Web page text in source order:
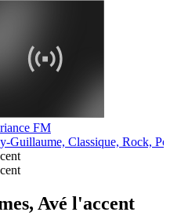
FM
Guillaume, Classique, Rock,
Avé l'accent